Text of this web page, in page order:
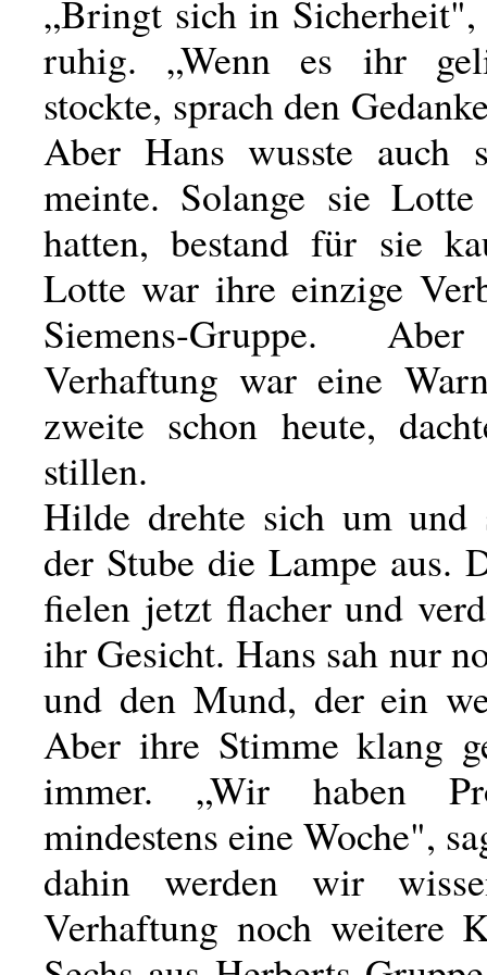
„Bringt sich in
ruhig. „Wenn es ihr
stockte, sprach den
Aber Hans wusste auch
meinte. Solange sie
hatten, bestand für sie
Lotte war ihre einzige
Siemens-Gruppe.
Verhaftung war eine
zweite schon heute,
stillen.
Hilde drehte sich um und
der Stube die Lampe aus.
fielen jetzt flacher und
ihr Gesicht. Hans sah nur
und den Mund, der ein
Aber ihre Stimme klang
immer. „Wir haben
mindestens eine Woche",
dahin werden wir
Verhaftung noch weitere